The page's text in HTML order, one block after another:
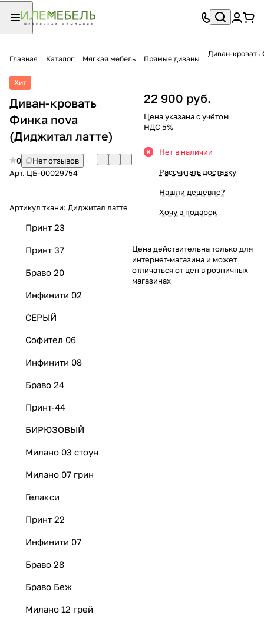
Главная Каталог Мягкая мебель Прямые диваны
Диван-кровать
Хит
Диван-кровать
Финка nova
(Диджитал латте)
0
Нет отзывов
Арт. ЦБ-00029754
Артикул ткани: Диджитал латте
Принт 23
Принт 37
Браво 20
Инфинити 02
СЕРЫЙ
Софител 06
Инфинити 08
Браво 24
Принт-44
БИРЮЗОВЫЙ
Милано 03 стоун
Милано 07 грин
Гелакси
Принт 22
Инфинити 07
Браво 28
Браво Беж
Милано 12 грей
22 900 руб.
Цена указана с учётом
НДС 5%
Нет в наличии
Рассчитать доставку
Нашли дешевле?
Хочу в подарок
Цена действительна только для
интернет-магазина и может
отличаться от цен в розничных
магазинах